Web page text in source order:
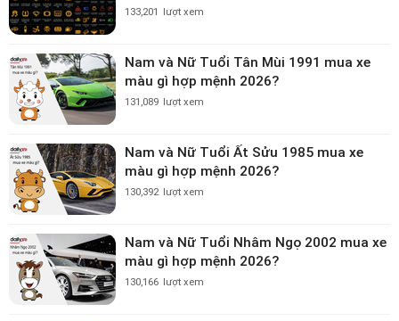
133,201 lượt xem
Nam và Nữ Tuổi Tân Mùi 1991 mua xe
màu gì hợp mệnh 2026?
131,089 lượt xem
Nam và Nữ Tuổi Ất Sửu 1985 mua xe
màu gì hợp mệnh 2026?
130,392 lượt xem
Nam và Nữ Tuổi Nhâm Ngọ 2002 mua xe
màu gì hợp mệnh 2026?
130,166 lượt xem